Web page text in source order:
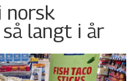
norsk
langt i år